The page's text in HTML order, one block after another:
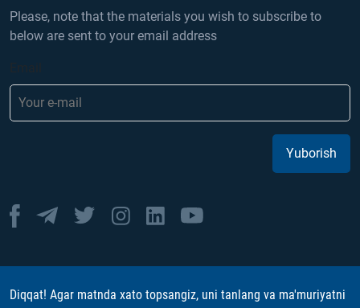
Please, note that the materials you wish to subscribe to
below are sent to your email address
Yuborish
Diqqat! Agar matnda xato topsangiz, uni tanlang va ma'muriyatni